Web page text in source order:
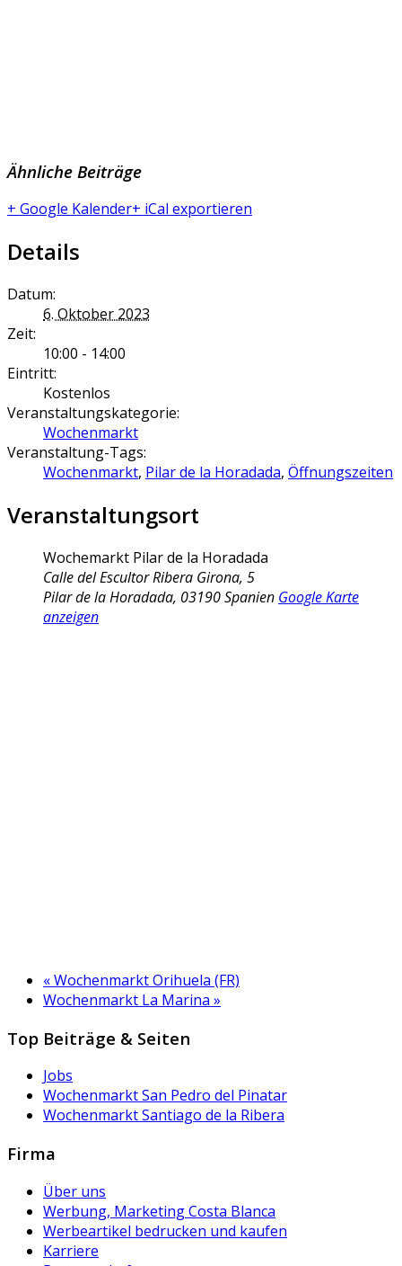
Ähnliche Beiträge
+ Google Kalender+ iCal exportieren
Details
Datum:
6. Oktober 2023
Zeit:
10:00 - 14:00
Eintritt:
Kostenlos
Veranstaltungskategorie:
Wochenmarkt
Veranstaltung-Tags:
Wochenmarkt, Pilar de la Horadada, Öffnungszeiten
Veranstaltungsort
Wochemarkt Pilar de la Horadada
Calle del Escultor Ribera Girona, 5
Pilar de la Horadada, 03190Spanien Google Karte
anzeigen
«Wochenmarkt Orihuela (FR)
Wochenmarkt La Marina »
Top Beiträge & Seiten
Jobs
Wochenmarkt San Pedro del Pinatar
Wochenmarkt Santiago de la Ribera
Firma
Über uns
Werbung, Marketing Costa Blanca
Werbeartikel bedrucken und kaufen
Karriere